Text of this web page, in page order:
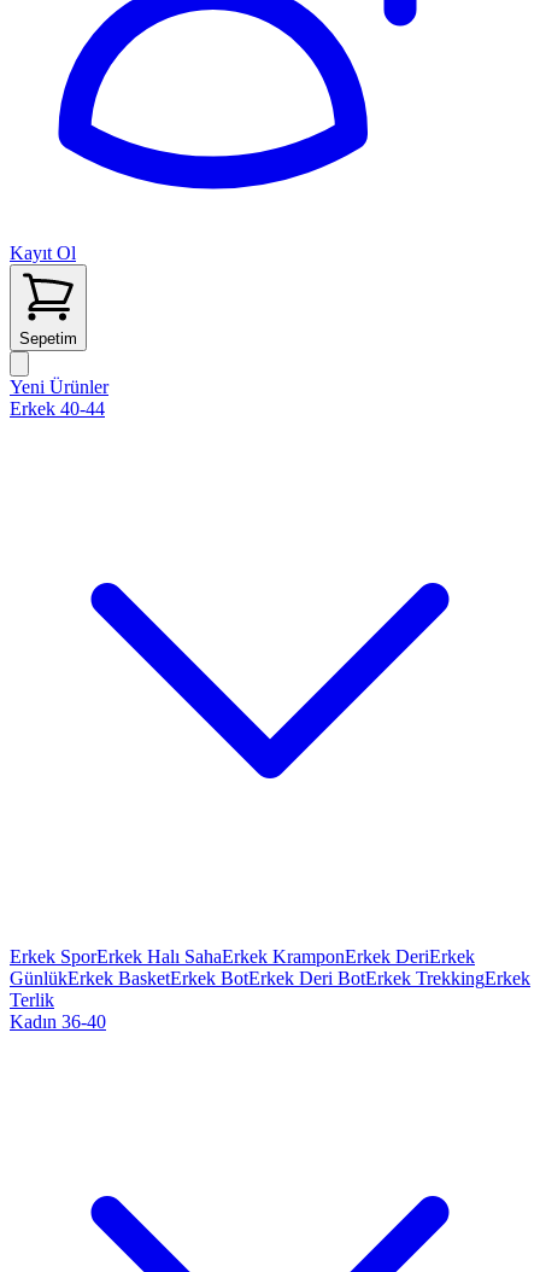
Kayıt Ol
Sepetim
Yeni Ürünler
Erkek 40-44
Erkek SporErkek Halı SahaErkek KramponErkek DeriErkek
GünlükErkek BasketErkek BotErkek Deri BotErkek TrekkingErkek
Terlik
Kadın 36-40